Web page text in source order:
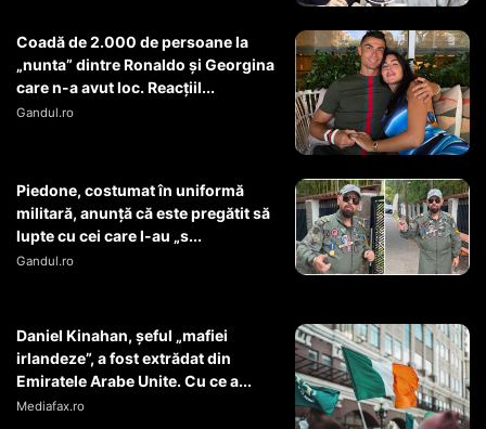
Coadă de 2.000 de persoane la
„nunta” dintre Ronaldo și Georgina
care n-a avut loc. Reacțiil...
Gandul.ro
Piedone, costumat în uniformă
militară, anunță că este pregătit să
lupte cu cei care l-au „s...
Gandul.ro
Daniel Kinahan, șeful „mafiei
irlandeze”, a fost extrădat din
Emiratele Arabe Unite. Cu ce a...
Mediafax.ro